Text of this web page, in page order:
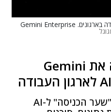
"שער כניסה ל-AI" שיאחד את העבודה בארגונים. Gemini Enterprise
גוגל קלאוד השיקה את Gemini
הפלטפורמה מוגדרת כ-"שער הכניסה" ל-AI